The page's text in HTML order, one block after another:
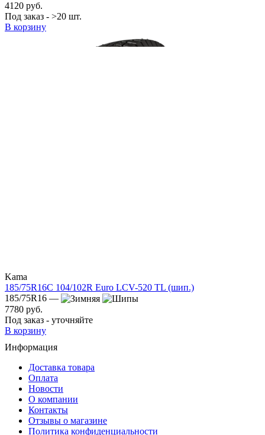
4120 руб.
Под заказ - >20 шт.
В корзину
Kama
185/75R16C 104/102R Euro LCV-520 TL (шип.)
185/75R16 —
7780 руб.
Под заказ - уточняйте
В корзину
Информация
Доставка товара
Оплата
Новости
О компании
Контакты
Отзывы о магазине
Политика конфиденциальности